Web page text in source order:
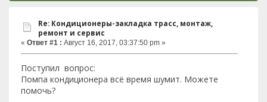
Re: Кондиционеры-закладка трасс, монтаж,
ремонт и сервис
« Ответ #1 : Август 16, 2017, 03:37:50 pm »
Поступил вопрос:
Помпа кондиционера всё время шумит. Можете
помочь?